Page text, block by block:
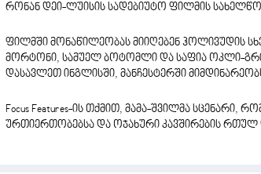
რონან დეი-ლუისის სადებიუტო ფილმის
ფილმში მონაწილეობას მიიღებენ ჰოლივუდის
მორტონი, სამუელ ბოტომლი და საფია ოკლი-
დასავლეთ ინგლისში, მანჩესტერში
Focus Features-ის თქმით, მამა-შვილმა სცენარი,
ურთიერთობებსა და ოჯახური კავშირების